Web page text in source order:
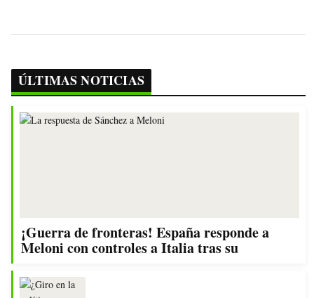
ÚLTIMAS NOTICIAS
¡Guerra de fronteras! España responde a
Meloni con controles a Italia tras su